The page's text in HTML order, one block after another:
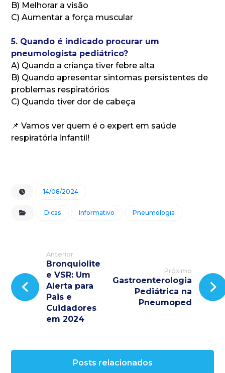
B) Melhorar a visão
C) Aumentar a força muscular
5. Quando é indicado procurar um
pneumologista pediátrico?
A) Quando a criança tiver febre alta
B) Quando apresentar sintomas persistentes de
problemas respiratórios
C) Quando tiver dor de cabeça
📌 Vamos ver quem é o expert em saúde
respiratória infantil!
14/08/2024
Dicas Informativo Pneumologia
Anterior
Bronquiolite
e VSR: Um
Alerta para
Pais e
Cuidadores
em 2024
Próximo
Gastroenterologia
Pediátrica na
Pneumoped
Posts relacionados